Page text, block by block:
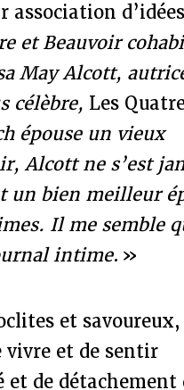
association
et Beauvoir
May Alcott,
célèbre, Les
épouse un vieux
Alcott ne s’est
un bien meilleur
Il me semble
intime. »
et
et de sentir
de détachement